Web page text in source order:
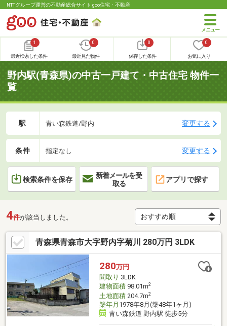
NTTグループ運営の不動産総合サイト goo住宅・不動産
1
最近検索した条件
0
最近見た物件
0
保存した条件
0
お気に入り
野内駅(青森県)の中古一戸建て・中古住宅 物件一
覧
駅 青い森鉄道/野内 変更する
条件 指定なし 変更する
検索条件を保存
新着メールを受
取る
アプリで探す
4件が該当しました。
青森県青森市大字野内字菊川 280万円 3LDK
280万円
間取り 3LDK
建物面積98.01m2
土地面積204.7m2
築年月 1978年8月(築48年1ヶ月)
青い森鉄道 野内駅 徒歩5分